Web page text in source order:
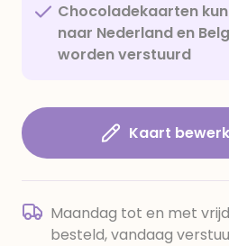
Chocoladekaarten
naar Nederland en
worden verstuurd
Kaart
Maandag tot en met
besteld, vandaag